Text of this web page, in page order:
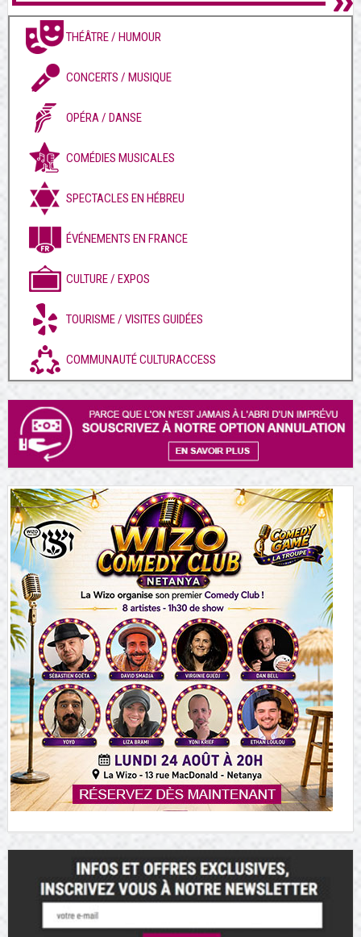
THÉÂTRE / HUMOUR
CONCERTS / MUSIQUE
OPÉRA / DANSE
COMÉDIES MUSICALES
SPECTACLES EN HÉBREU
ÉVÉNEMENTS EN FRANCE
CULTURE / EXPOS
TOURISME / VISITES GUIDÉES
COMMUNAUTÉ CULTURACCESS